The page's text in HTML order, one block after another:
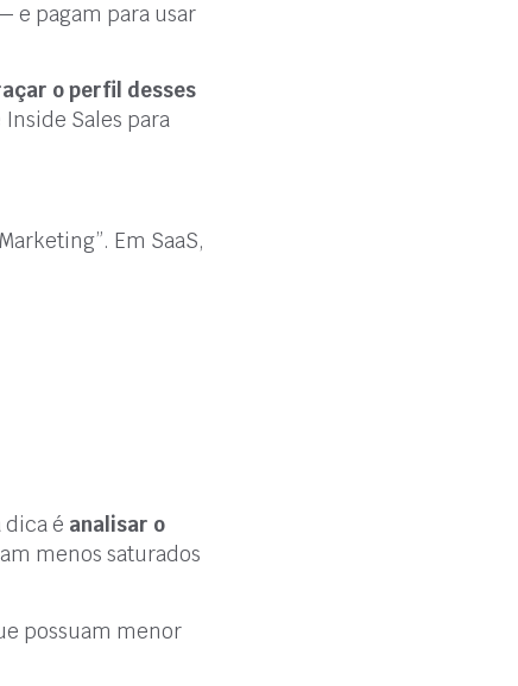
e pagam para usar
o perfil desses
Sales para
Em SaaS,
dica é analisar o
menos saturados
possuam menor